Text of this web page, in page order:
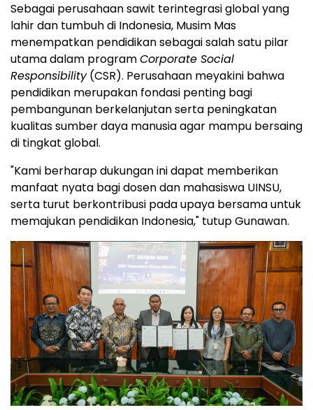
Sebagai perusahaan sawit terintegrasi global yang
lahir dan tumbuh di Indonesia, Musim Mas
menempatkan pendidikan sebagai salah satu pilar
utama dalam programCorporate Social
Responsibility(CSR). Perusahaan meyakini bahwa
pendidikan merupakan fondasi penting bagi
pembangunan berkelanjutan serta peningkatan
kualitas sumber daya manusia agar mampu bersaing
di tingkat global.
"Kami berharap dukungan ini dapat memberikan
manfaat nyata bagi dosen dan mahasiswa UINSU,
serta turut berkontribusi pada upaya bersama untuk
memajukan pendidikan Indonesia," tutup Gunawan.